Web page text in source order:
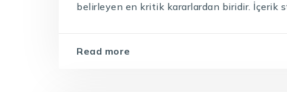
belirleyen en kritik kararlardan biridir. İçerik
Read more